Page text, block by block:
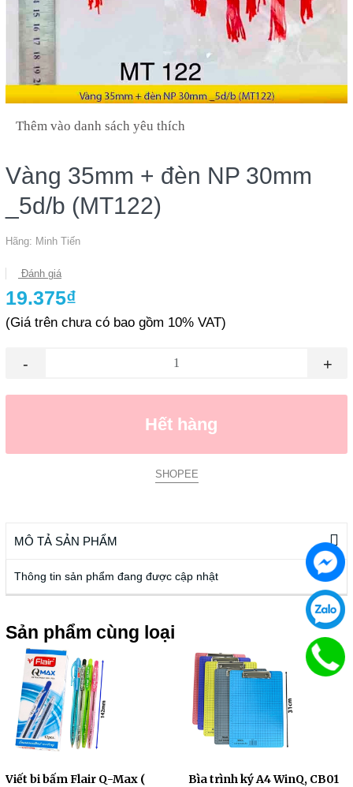
Thêm vào danh sách yêu thích
Vàng 35mm + đèn NP 30mm
_5d/b (MT122)
Hãng: Minh Tiến
Đánh giá
19.375₫
(Giá trên chưa có bao gồm 10% VAT)
- +
Hết hàng
SHOPEE
MÔ TẢ SẢN PHẨM
Thông tin sản phẩm đang được cập nhật
Sản phẩm cùng loại
Viết bi bấm Flair Q-Max (
Bìa trình ký A4 WinQ, CB01